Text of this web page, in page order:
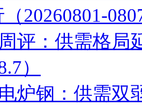
20260801-
周评：供需格局
）
炉钢：供需双